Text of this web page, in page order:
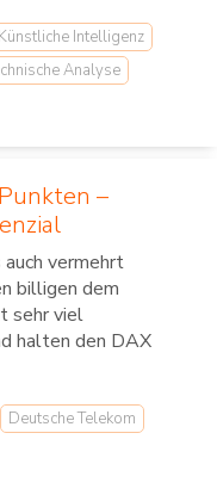
Künstliche Intelligenz
Analyse
–
vermehrt
billigen dem
sehr viel
halten den DAX
Deutsche Telekom